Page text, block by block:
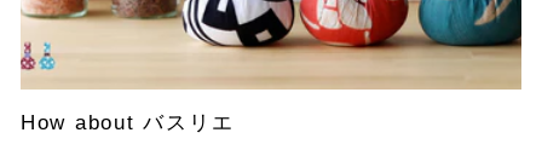
How about バスリエ